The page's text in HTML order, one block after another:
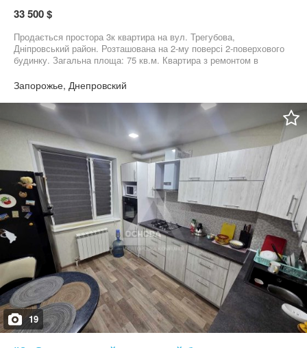
33 500 $
Продається простора 3к квартира на вул. Трегубова,
Дніпровський район. Розташована на 2-му поверсі 2-поверхового
будинку. Загальна площа: 75 кв.м. Квартира з ремонтом в
натяжні стелі. Утеплений новий балкон . Дах в будинку шатрової
форми, нова металочерепиця. Продається з технікою та
меблями( окрім меблів у вітальні).
Запорожье, Днепровский
19